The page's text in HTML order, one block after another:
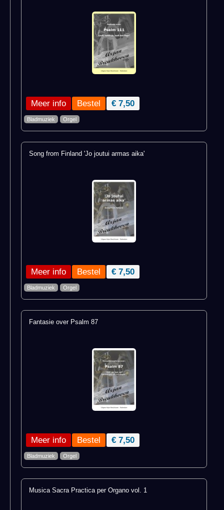
Meer info € 7,50
Bladmuziek Orgel
Song from Finland 'Jo joutui armas aika'
Meer info € 7,50
Bladmuziek Orgel
Fantasie over Psalm 87
Meer info € 7,50
Bladmuziek Orgel
Musica Sacra Practica per Organo vol. 1